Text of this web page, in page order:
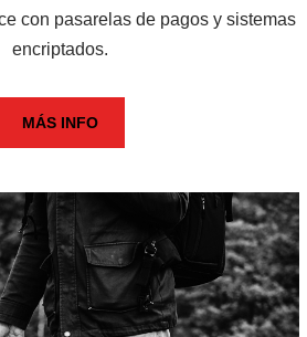
con pasarelas de pagos y sistemas
encriptados.
MÁS INFO